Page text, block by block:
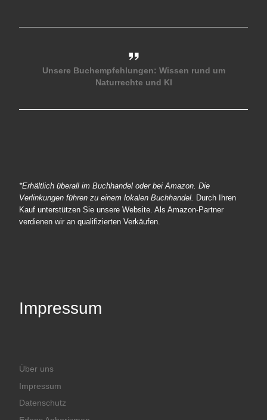
Unsere Buchempfehlungen: Wissen rund um
Naturrechte und KI
*Erhältlich überall im Buchhandel oder bei Amazon. Die
Verlinkungen führen zu einem lokalen Buchhandel. Durch Ihren
Kauf unterstützen Sie unsere Website. Als Amazon-Partner
verdienen wir an qualifizierten Verkäufen.
Impressum
Über uns
Impressum
Datenschutz